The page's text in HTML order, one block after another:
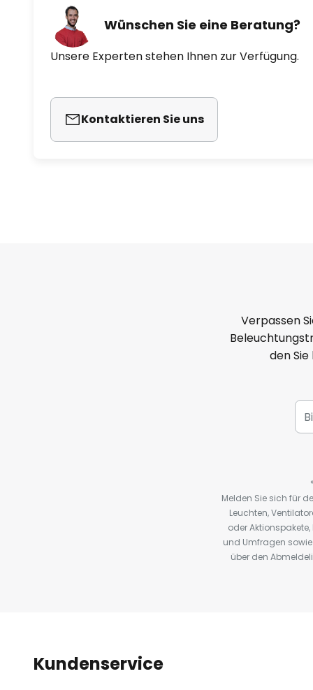
Wünschen Sie eine Beratung?
Unsere Experten stehen Ihnen zur Verfügung.
Kontaktieren Sie uns
Verpassen
den
Melden Sie sich für
Leuchten,
oder
und Umfragen
über den
Kundenservice